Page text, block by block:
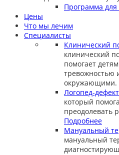
Программа для
Цены
Что мы лечим
Специалисты
Клинический
клинический
помогает
тревожностью
окружающими.
Логопед-
который
преодолевать
Подробнее
Мануальный
мануальный